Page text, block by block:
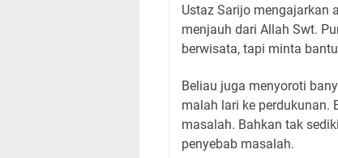
Ustaz Sarijo mengajarkan
menjauh dari Allah Swt.
berwisata, tapi minta
Beliau juga menyoroti
malah lari ke perdukunan.
masalah. Bahkan tak
penyebab masalah.